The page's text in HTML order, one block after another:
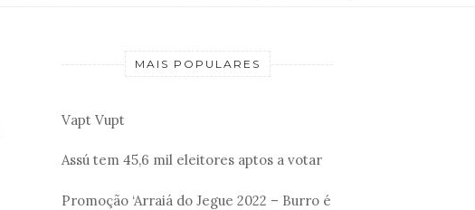
MAIS POPULARES
Vapt Vupt
Assú tem 45,6 mil eleitores aptos a votar
Promoção ‘Arraiá do Jegue 2022 – Burro é